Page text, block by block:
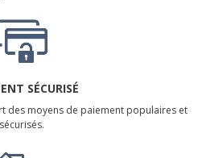
SÉCURISÉ
des moyens de paiement populaires et
sécurisés.